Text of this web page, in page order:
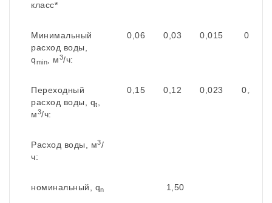
класс*
Минимальный
расход воды,
qmin, м3/ч:
0,06 0,03 0,015 0,1
Переходный
расход воды, qt,
м3/ч:
0,15 0,12 0,023 0,25
Расход воды, м3/
ч:
номинальный, qn 1,50